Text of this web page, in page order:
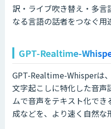
訳・ライブ吹き替え・多
なる言語の話者をつなぐ用
GPT-Realtime-
GPT-Realtime-Whisperは
文字起こしに特化した音声
ムで音声をテキスト化で
成などを、より速く自然な